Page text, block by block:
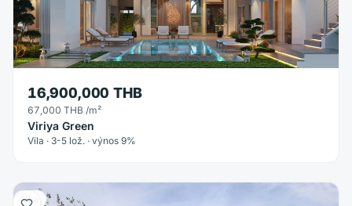
16,900,000 THB
67,000 THB /m²
Viriya Green
Vila · 3-5 lož. · výnos 9%
Vila